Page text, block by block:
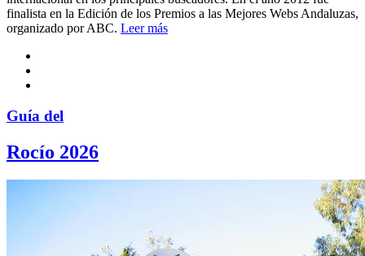
finalista en la Edición de los Premios a las Mejores Webs Andaluzas,
organizado por ABC. Leer más
Guía del
Rocío 2026